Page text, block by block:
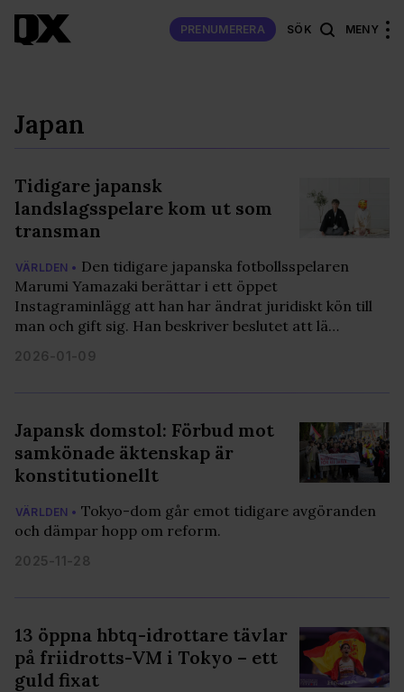
PRENUMERERA SÖK MENY
Japan
Tidigare japansk
landslagsspelare kom ut som
transman
VÄRLDEN • Den tidigare japanska fotbollsspelaren
Marumi Yamazaki berättar i ett öppet
Instagraminlägg att han har ändrat juridiskt kön till
man och gift sig. Han beskriver beslutet att lä…
2026-01-09
Japansk domstol: Förbud mot
samkönade äktenskap är
konstitutionellt
VÄRLDEN • Tokyo-dom går emot tidigare avgöranden
och dämpar hopp om reform.
2025-11-28
13 öppna hbtq-idrottare tävlar
på friidrotts-VM i Tokyo – ett
guld fixat